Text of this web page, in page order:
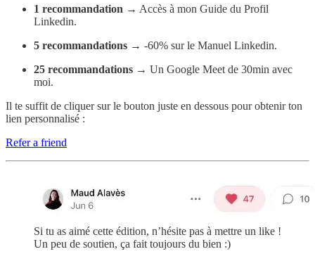
1 recommandation → Accès à mon Guide du Profil
Linkedin.
5 recommandations → -60% sur le Manuel Linkedin.
25 recommandations → Un Google Meet de 30min avec
moi.
Il te suffit de cliquer sur le bouton juste en dessous pour obtenir ton
lien personnalisé :
Refer a friend
Si tu as aimé cette édition, n’hésite pas à mettre un like !
Un peu de soutien, ça fait toujours du bien :)